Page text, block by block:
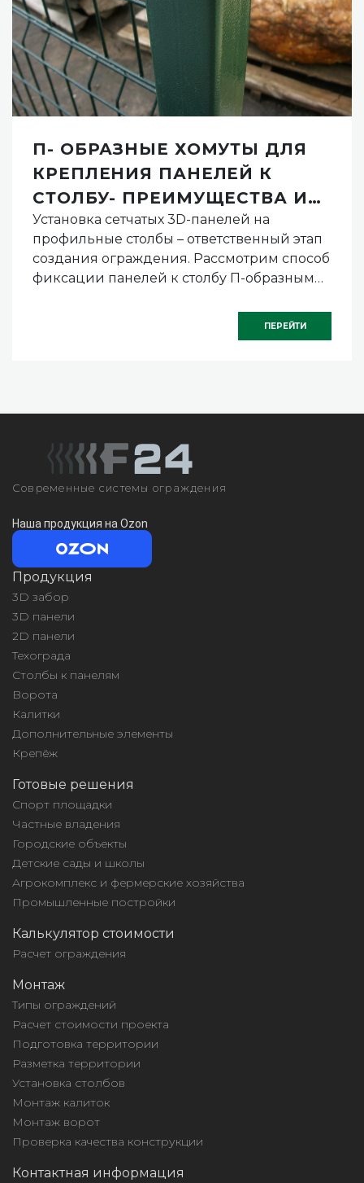
П- ОБРАЗНЫЕ ХОМУТЫ ДЛЯ
КРЕПЛЕНИЯ ПАНЕЛЕЙ К
СТОЛБУ- ПРЕИМУЩЕСТВА И
НЕДОСТАТКИ
Установка сетчатых 3D-панелей на
профильные столбы – ответственный этап
создания ограждения. Рассмотрим способ
фиксации панелей к столбу П-образными
ПЕРЕЙТИ
Современные системы ограждения
Наша продукция на Ozon
Продукция
3D забор
3D панели
2D панели
Техограда
Столбы к панелям
Ворота
Калитки
Дополнительные элементы
Крепёж
Готовые решения
Спорт площадки
Частные владения
Городские объекты
Детские сады и школы
Агрокомплекс и фермерские хозяйства
Промышленные постройки
Калькулятор стоимости
Расчет ограждения
Монтаж
Типы ограждений
Расчет стоимости проекта
Подготовка территории
Разметка территории
Установка столбов
Монтаж калиток
Монтаж ворот
Проверка качества конструкции
Контактная информация